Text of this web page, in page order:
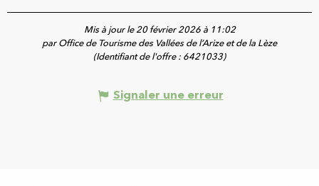
Mis à jour le 20 février 2026 à 11:02
par Office de Tourisme des Vallées de l’Arize et de la Lèze
(Identifiant de l'offre : 6421033)
Signaler une erreur